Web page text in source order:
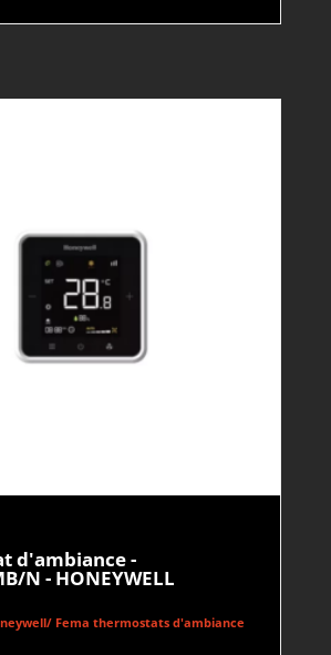
d'ambiance -
N - HONEYWELL
Fema thermostats d'ambiance